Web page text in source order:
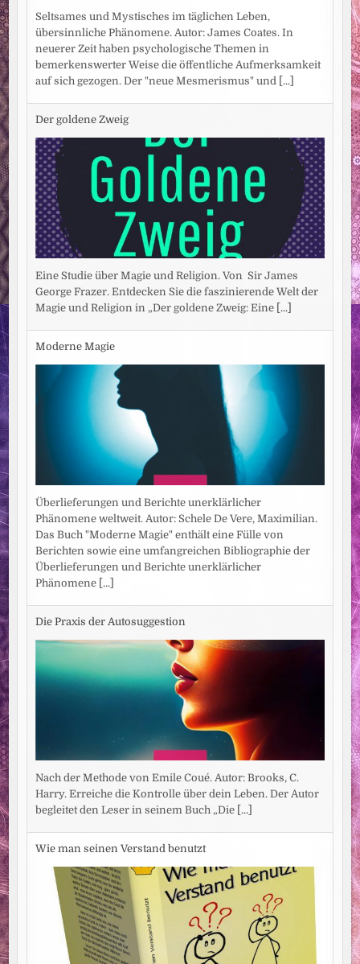
Seltsames und Mystisches im täglichen Leben,
übersinnliche Phänomene. Autor: James Coates. In
neuerer Zeit haben psychologische Themen in
bemerkenswerter Weise die öffentliche Aufmerksamkeit
auf sich gezogen. Der "neue Mesmerismus" und [...]
Der goldene Zweig
Eine Studie über Magie und Religion. Von Sir James
George Frazer. Entdecken Sie die faszinierende Welt der
Magie und Religion in „Der goldene Zweig: Eine [...]
Moderne Magie
Überlieferungen und Berichte unerklärlicher
Phänomene weltweit. Autor: Schele De Vere, Maximilian.
Das Buch "Moderne Magie" enthält eine Fülle von
Berichten sowie eine umfangreichen Bibliographie der
Überlieferungen und Berichte unerklärlicher
Phänomene [...]
Die Praxis der Autosuggestion
Nach der Methode von Emile Coué. Autor: Brooks, C.
Harry. Erreiche die Kontrolle über dein Leben. Der Autor
begleitet den Leser in seinem Buch „Die [...]
Wie man seinen Verstand benutzt